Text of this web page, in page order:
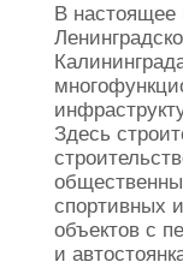
В настоящее
Здесь
спортивных
объектов с
и